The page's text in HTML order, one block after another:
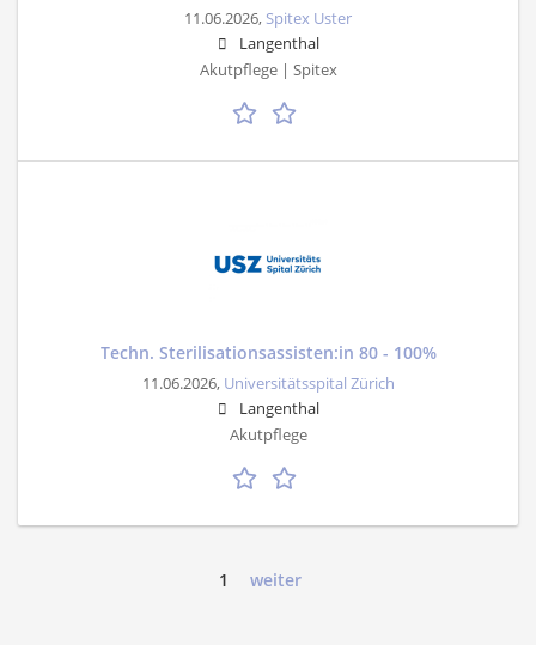
11.06.2026, Spitex Uster
Langenthal
Akutpflege | Spitex
Techn. Sterilisationsassisten:in 80 - 100%
11.06.2026, Universitätsspital Zürich
Langenthal
Akutpflege
1 weiter